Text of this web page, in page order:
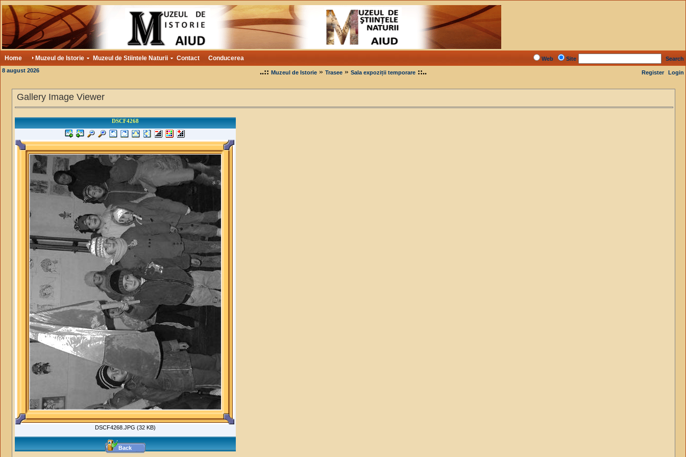
Home Muzeul de Istorie Muzeul de Stiintele Naturii Contact Conducerea Web Site
Search
8 august 2026
..:: Muzeul de Istorie» Trasee» Sala expoziții temporare ::.. Register Login
Gallery Image Viewer
DSCF4268
DSCF4268.JPG (32 KB)